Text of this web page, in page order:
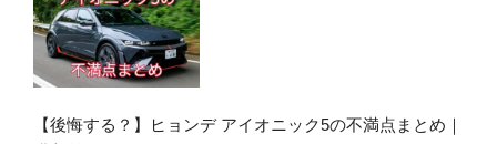
【後悔する？】ヒョンデ アイオニック5の不満点まとめ｜